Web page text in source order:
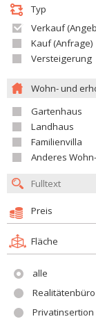
Typ
Verkauf
Kauf (Anfrage)
Versteigerung
Wohn- und
Gartenhaus
Landhaus
Familienvilla
Anderes Wohn-
Preis
Fläche
alle
Realitätenbüro
Privatinsertion